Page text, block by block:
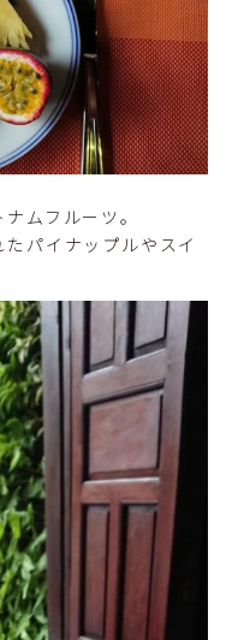
ムフルーツ。
パイナップルやスイ